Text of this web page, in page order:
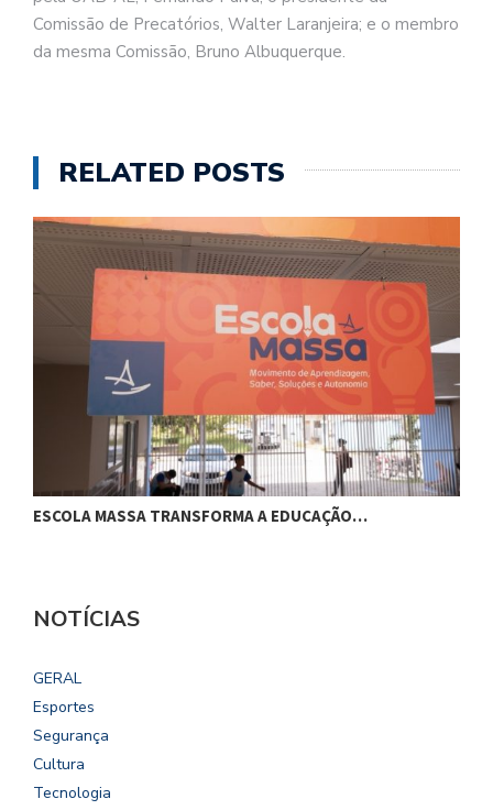
Comissão de Precatórios, Walter Laranjeira; e o membro
da mesma Comissão, Bruno Albuquerque.
RELATED POSTS
ESCOLA MASSA TRANSFORMA A EDUCAÇÃO…
NOTÍCIAS
GERAL
Esportes
Segurança
Cultura
Tecnologia